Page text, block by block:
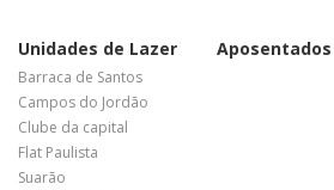
Unidades de Lazer
Barraca de Santos
Campos do Jordão
Clube da capital
Flat Paulista
Suarão
Aposentados